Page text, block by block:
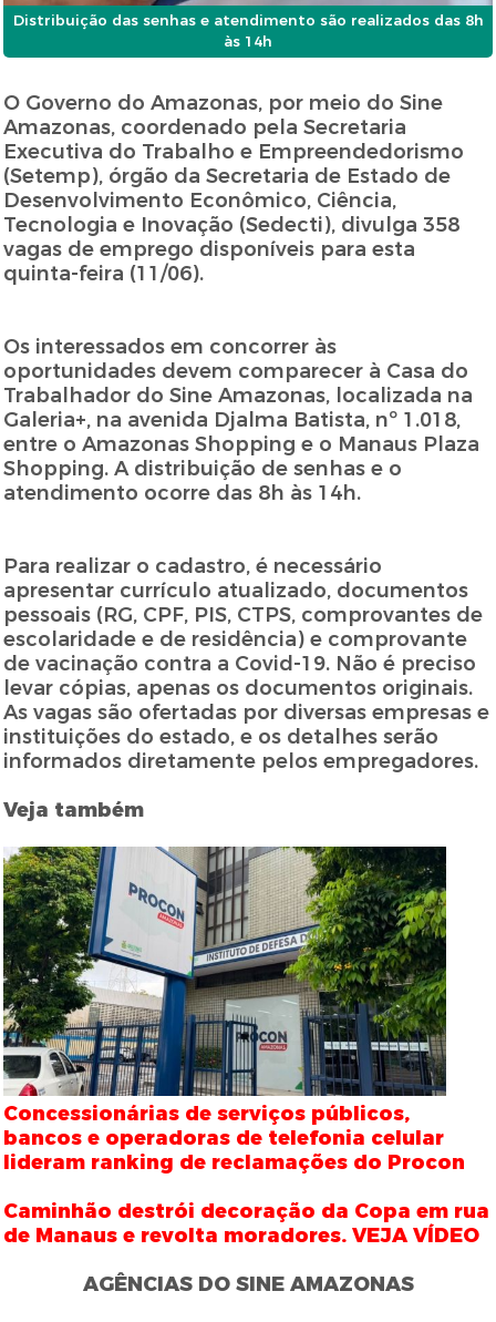
Distribuição das senhas e atendimento são realizados das 8h
às 14h
O Governo do Amazonas, por meio do Sine
Amazonas, coordenado pela Secretaria
Executiva do Trabalho e Empreendedorismo
(Setemp), órgão da Secretaria de Estado de
Desenvolvimento Econômico, Ciência,
Tecnologia e Inovação (Sedecti), divulga 358
vagas de emprego disponíveis para esta
quinta-feira (11/06).
Os interessados em concorrer às
oportunidades devem comparecer à Casa do
Trabalhador do Sine Amazonas, localizada na
Galeria+, na avenida Djalma Batista, nº 1.018,
entre o Amazonas Shopping e o Manaus Plaza
Shopping. A distribuição de senhas e o
atendimento ocorre das 8h às 14h.
Para realizar o cadastro, é necessário
apresentar currículo atualizado, documentos
pessoais (RG, CPF, PIS, CTPS, comprovantes de
escolaridade e de residência) e comprovante
de vacinação contra a Covid-19. Não é preciso
levar cópias, apenas os documentos originais.
As vagas são ofertadas por diversas empresas e
instituições do estado, e os detalhes serão
informados diretamente pelos empregadores.
Veja também
Concessionárias de serviços públicos,
bancos e operadoras de telefonia celular
lideram ranking de reclamações do Procon
Caminhão destrói decoração da Copa em rua
de Manaus e revolta moradores. VEJA VÍDEO
AGÊNCIAS DO SINE AMAZONAS